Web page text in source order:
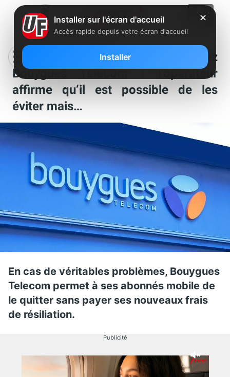
Frais de résiliation mobile chez
Bouygues Telecom : l’opérateur
affirme qu’il est possible de les
éviter mais…
En cas de véritables problèmes, Bouygues
Telecom permet à ses abonnés mobile de
le quitter sans payer ses nouveaux frais
de résiliation.
Publicité
✕
Installer sur l'écran d'accueil
Accès rapide depuis votre écran d'accueil
Installer